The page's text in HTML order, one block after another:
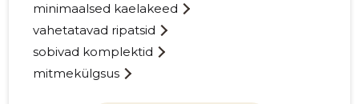
minimaalsed kaelakeed
vahetatavad ripatsid
sobivad komplektid
mitmekülgsus